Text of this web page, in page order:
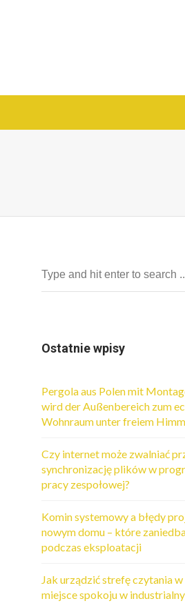
Ostatnie wpisy
Pergola aus Polen mit
wird der Außenbereich zum
Wohnraum unter freiem
Czy internet może zwalniać
synchronizację plików w
pracy zespołowej?
Komin systemowy a błędy
nowym domu – które
podczas eksploatacji
Jak urządzić strefę czytania
miejsce spokoju w